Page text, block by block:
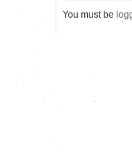
You must be